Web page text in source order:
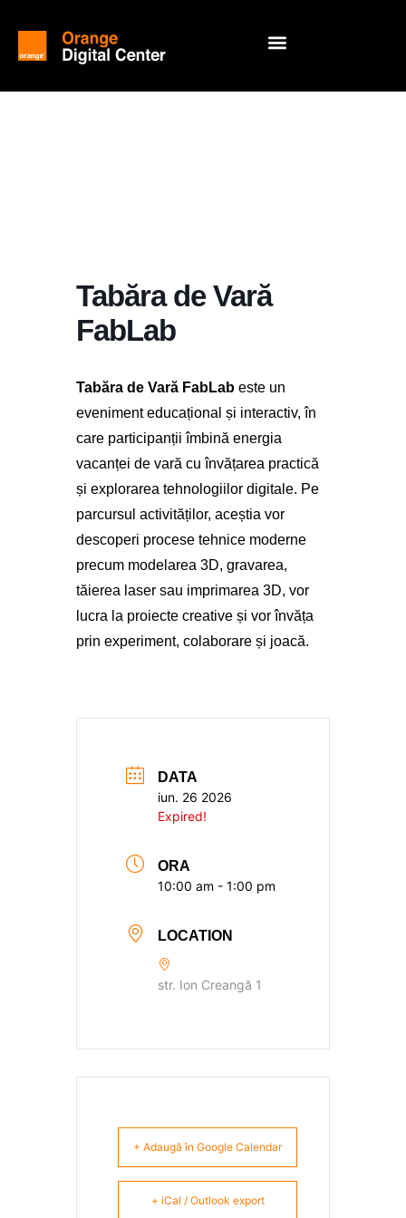
Tabăra de Vară
FabLab
Tabăra de Vară FabLab este un
eveniment educațional și interactiv, în
care participanții îmbină energia
vacanței de vară cu învățarea practică
și explorarea tehnologiilor digitale. Pe
parcursul activităților, aceștia vor
descoperi procese tehnice moderne
precum modelarea 3D, gravarea,
tăierea laser sau imprimarea 3D, vor
lucra la proiecte creative și vor învăța
prin experiment, colaborare și joacă.
DATA
iun. 26 2026
Expired!
ORA
10:00 am - 1:00 pm
LOCATION
str. Ion Creangă 1
+ Adaugă în Google Calendar
+ iCal / Outlook export